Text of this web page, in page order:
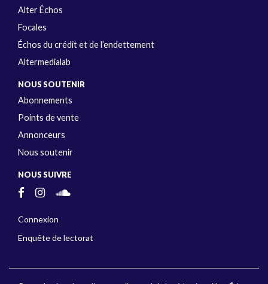
Alter Échos
Focales
Échos du crédit et de l’endettement
Altermedialab
NOUS SOUTENIR
Abonnements
Points de vente
Annonceurs
Nous soutenir
NOUS SUIVRE
Connexion
Enquête de lectorat